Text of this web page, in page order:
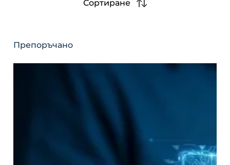
Сортиране
Препоръчано